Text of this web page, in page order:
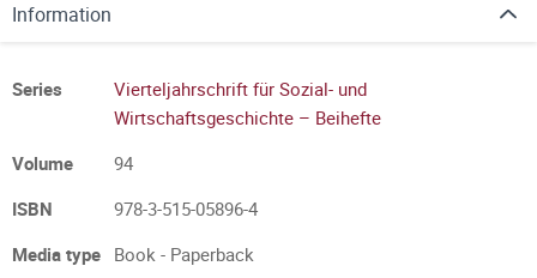
Information
Series
Vierteljahrschrift für Sozial- und
Wirtschaftsgeschichte – Beihefte
Volume
94
ISBN
978-3-515-05896-4
Media type Book - Paperback